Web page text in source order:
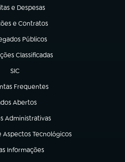
e Despesas
em nova aba)
e Contratos
nova aba)
Públicos
nova aba)
Classificadas
nova aba)
SIC
(abre em nova aba)
Frequentes
nova aba)
Abertos
em nova aba)
Administrativas
nova aba)
Aspectos Tecnológicos
aba)
Informações
em nova aba)